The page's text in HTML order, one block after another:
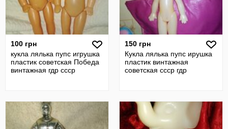
100 грн
кукла лялька пупс игрушка
пластик советская Победа
винтажная гдр ссср
150 грн
Кукла лялька пупс ирушка
пластик винтажная
советская ссср гдр